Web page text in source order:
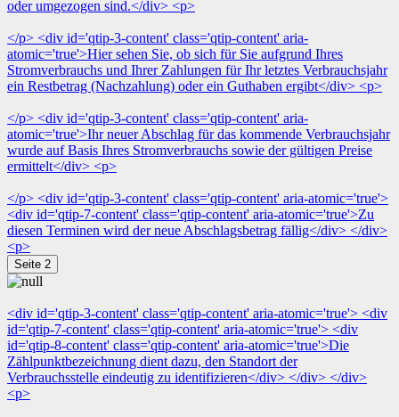
oder umgezogen sind.</div> <p>
</p> <div id='qtip-3-content' class='qtip-content' aria-
atomic='true'>Hier sehen Sie, ob sich für Sie aufgrund Ihres
Stromverbrauchs und Ihrer Zahlungen für Ihr letztes Verbrauchsjahr
ein Restbetrag (Nachzahlung) oder ein Guthaben ergibt</div> <p>
</p> <div id='qtip-3-content' class='qtip-content' aria-
atomic='true'>Ihr neuer Abschlag für das kommende Verbrauchsjahr
wurde auf Basis Ihres Stromverbrauchs sowie der gültigen Preise
ermittelt</div> <p>
</p> <div id='qtip-3-content' class='qtip-content' aria-atomic='true'>
<div id='qtip-7-content' class='qtip-content' aria-atomic='true'>Zu
diesen Terminen wird der neue Abschlagsbetrag fällig</div> </div>
<p>
Seite 2
<div id='qtip-3-content' class='qtip-content' aria-atomic='true'> <div
id='qtip-7-content' class='qtip-content' aria-atomic='true'> <div
id='qtip-8-content' class='qtip-content' aria-atomic='true'>Die
Zählpunktbezeichnung dient dazu, den Standort der
Verbrauchsstelle eindeutig zu identifizieren</div> </div> </div>
<p>